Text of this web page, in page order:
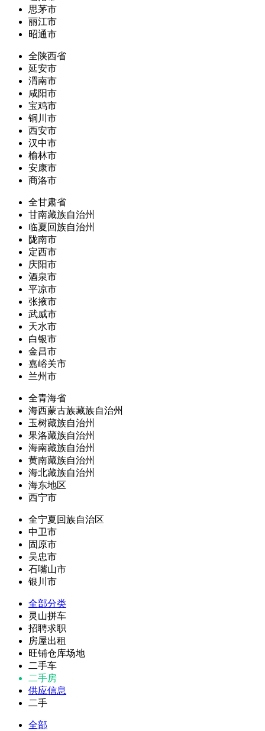
思茅市
丽江市
昭通市
全陕西省
延安市
渭南市
咸阳市
宝鸡市
铜川市
西安市
汉中市
榆林市
安康市
商洛市
全甘肃省
甘南藏族自治州
临夏回族自治州
陇南市
定西市
庆阳市
酒泉市
平凉市
张掖市
武威市
天水市
白银市
金昌市
嘉峪关市
兰州市
全青海省
海西蒙古族藏族自治州
玉树藏族自治州
果洛藏族自治州
海南藏族自治州
黄南藏族自治州
海北藏族自治州
海东地区
西宁市
全宁夏回族自治区
中卫市
固原市
吴忠市
石嘴山市
银川市
全部分类
灵山拼车
招聘求职
房屋出租
旺铺仓库场地
二手车
二手房
供应信息
二手
全部